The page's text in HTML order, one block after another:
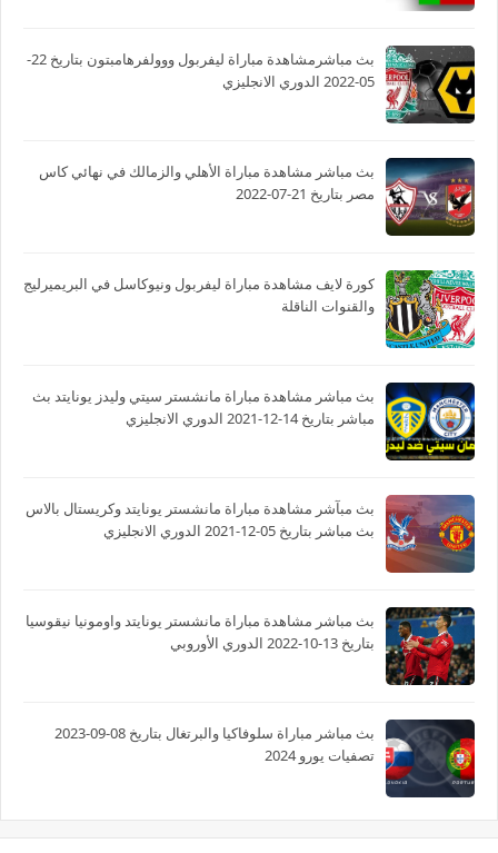
بث مباشرمشاهدة مباراة ليفربول ووولفرهامبتون بتاريخ 22-
05-2022 الدوري الانجليزي
بث مباشر مشاهدة مباراة الأهلي والزمالك في نهائي كاس
مصر بتاريخ 21-07-2022
كورة لايف مشاهدة مباراة ليفربول ونيوكاسل في البريميرليج
والقنوات الناقلة
بث مباشر مشاهدة مباراة مانشستر سيتي وليدز يونايتد بث
مباشر بتاريخ 14-12-2021 الدوري الانجليزي
بث مبآشر مشاهدة مباراة مانشستر يونايتد وكريستال بالاس
بث مباشر بتاريخ 05-12-2021 الدوري الانجليزي
بث مباشر مشاهدة مباراة مانشستر يونايتد واومونيا نيقوسيا
بتاريخ 13-10-2022 الدوري الأوروبي
بث مباشر مباراة سلوفاكيا والبرتغال بتاريخ 08-09-2023
تصفيات يورو 2024